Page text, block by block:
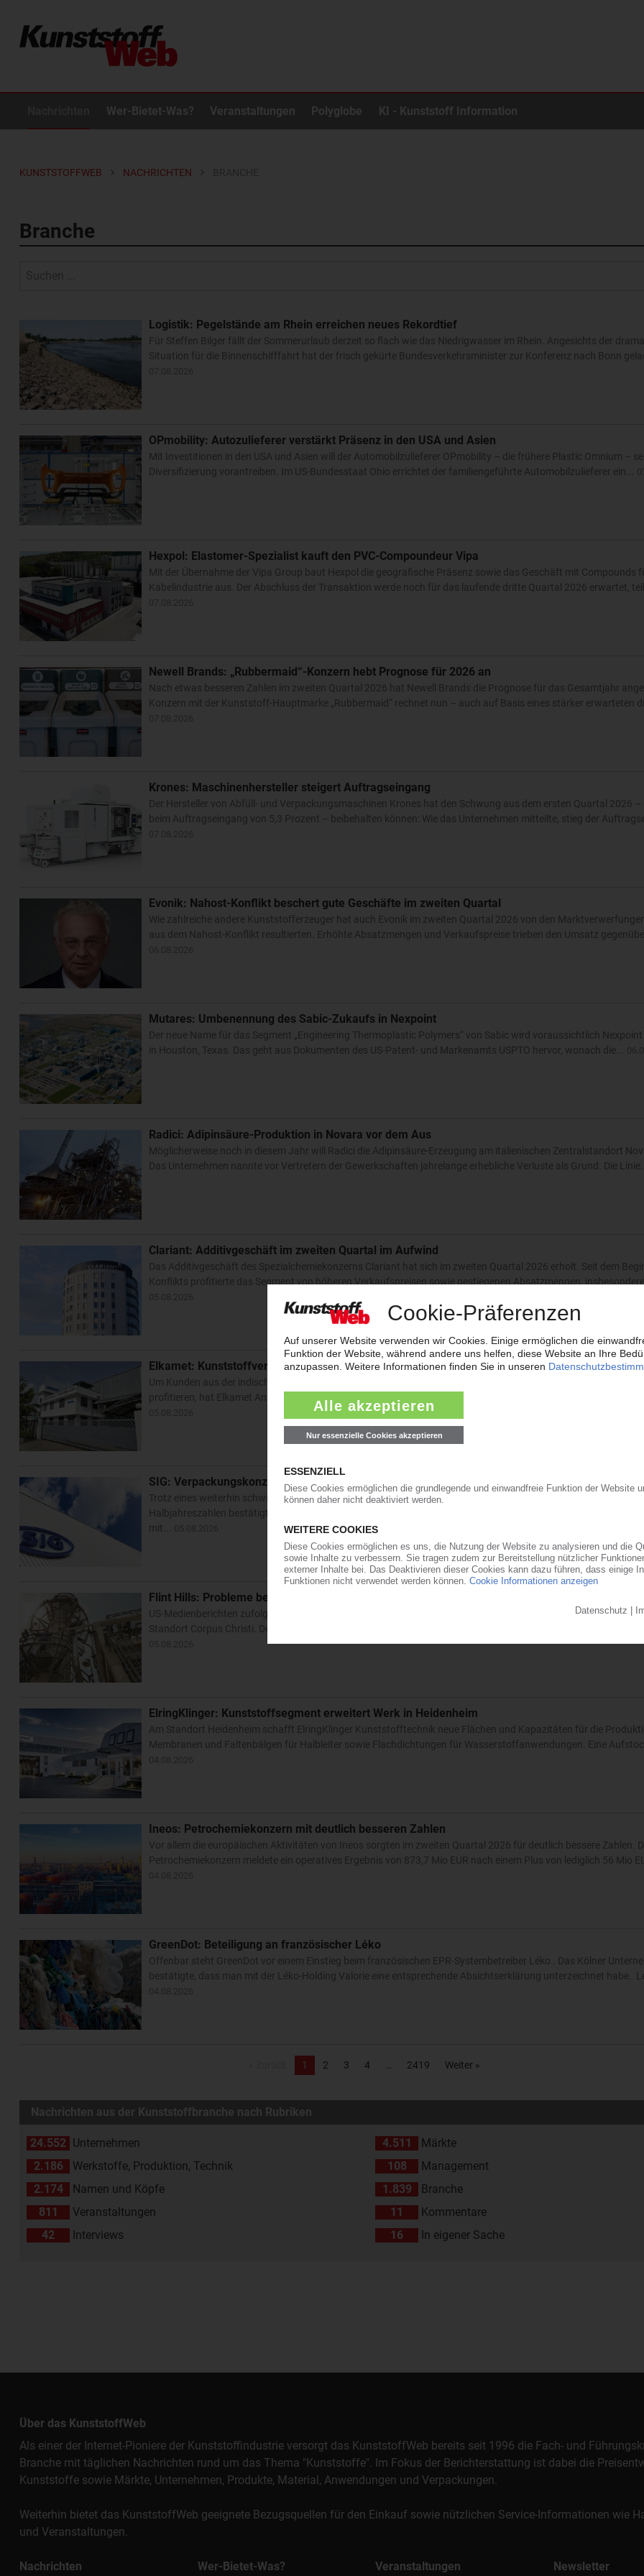
Wer-Bietet-Was? Veranstaltungen Polyglobe KI - Kunststoff Information
KUNSTSTOFFWEB NACHRICHTEN
Branche
Logistik: Pegelstände am Rhein erreichen neues Rekordtief
Für Steffen Bilger fällt der Sommerurlaub derzeit so flach wie das Niedrigwasser im Rhein. Angesichts der
Situation für die Binnenschifffahrt hat der frisch gekürte Bundesverkehrsminister zur Konferenz nach Bonn
OPmobility: Autozulieferer verstärkt Präsenz in den USA und Asien
Mit Investitionen in den USA und Asien will der Automobilzulieferer OPmobility – die frühere Plastic Omnium –
Diversifizierung vorantreiben. Im US-Bundesstaat Ohio errichtet der familiengeführte Automobilzulieferer ein...
Hexpol: Elastomer-Spezialist kauft den PVC-Compoundeur Vipa
Mit der Übernahme der Vipa Group baut Hexpol die geografische Präsenz sowie das Geschäft mit Compounds
Kabelindustrie aus. Der Abschluss der Transaktion werde noch für das laufende dritte Quartal 2026 erwartet,
Newell Brands: „Rubbermaid“-Konzern hebt Prognose für 2026 an
Nach etwas besseren Zahlen im zweiten Quartal 2026 hat Newell Brands die Prognose für das Gesamtjahr
Konzern mit der Kunststoff-Hauptmarke „Rubbermaid“ rechnet nun – auch auf Basis eines stärker erwarteten
Krones: Maschinenhersteller steigert Auftragseingang
Der Hersteller von Abfüll- und Verpackungsmaschinen Krones hat den Schwung aus dem ersten Quartal 2026 –
beim Auftragseingang von 5,3 Prozent – beibehalten können: Wie das Unternehmen mitteilte, stieg der
Evonik: Nahost-Konflikt beschert gute Geschäfte im zweiten Quartal
Wie zahlreiche andere Kunststofferzeuger hat auch Evonik im zweiten Quartal 2026 von den
aus dem Nahost-Konflikt resultierten. Erhöhte Absatzmengen und Verkaufspreise trieben den Umsatz
Mutares: Umbenennung des Sabic-Zukaufs in Nexpoint
Der neue Name für das Segment „Engineering Thermoplastic Polymers“ von Sabic wird voraussichtlich
in Houston, Texas. Das geht aus Dokumenten des US-Patent- und Markenamts USPTO hervor, wonach die...
Radici: Adipinsäure-Produktion in Novara vor dem Aus
Möglicherweise noch in diesem Jahr will Radici die Adipinsäure-Erzeugung am italienischen Zentralstandort
Das Unternehmen nannte vor Vertretern der Gewerkschaften jahrelange erhebliche Verluste als Grund. Die
Clariant: Additivgeschäft im zweiten Quartal im Aufwind
Das Additivgeschäft des Spezialchemiekonzerns Clariant hat sich im zweiten Quartal 2026 erholt. Seit dem
Konflikts profitierte das Segment von höheren Verkaufspreisen sowie gestiegenen Absatzmengen, insbesondere
Elkamet: Kunststoffverarbeiter richtet ein Werk in Indien ein
Um Kunden aus der indischen Automobilindustrie schneller zu beliefern und von dem Wachstum des dortigen
profitieren, hat Elkamet Anfang 2026 in Chakan in der Nähe der Großstadt Pune einen neuen Standort
SIG: Verpackungskonzern hält an Jahresprognose fest
Trotz eines weiterhin schwierigen Marktumfelds sieht sich der Verpackungskonzern SIG auf Kurs. Bei der Vorlage
Halbjahreszahlen bestätigte das Management um CEO Mikko Keto die Prognose für das Gesamtjahr. SIG
mit...
Flint Hills: Probleme bei der Cumol-Herstellung in den USA
US-Medienberichten zufolge hat Flint Hills Resources Schwierigkeiten mit der Produktion des Vorprodukts
Standort Corpus Christi. Dem Vernehmen nach hat die Petrochemie-Tochter von Koch Industries zudem Force
ElringKlinger: Kunststoffsegment erweitert Werk in Heidenheim
Am Standort Heidenheim schafft ElringKlinger Kunststofftechnik neue Flächen und Kapazitäten für die
Membranen und Faltenbälgen für Halbleiter sowie Flachdichtungen für Wasserstoffanwendungen. Eine
Ineos: Petrochemiekonzern mit deutlich besseren Zahlen
Vor allem die europäischen Aktivitäten von Ineos sorgten im zweiten Quartal 2026 für deutlich bessere Zahlen.
Petrochemiekonzern meldete ein operatives Ergebnis von 873,7 Mio EUR nach einem Plus von lediglich 56 Mio
GreenDot: Beteiligung an französischer Léko
Offenbar steht GreenDot vor einem Einstieg beim französischen EPR-Systembetreiber Léko . Das Kölner
bestätigte, dass man mit der Léko-Holding Valorie eine entsprechende Absichtserklärung unterzeichnet habe.
1 2 3 4 2419 Weiter »
Nachrichten aus der Kunststoffbranche nach Rubriken
24.552 Unternehmen 4.511
Märkte
2.186
Werkstoffe, Produktion, Technik 108
Management
2.174
Namen und Köpfe 1.839
Branche
811
Veranstaltungen 11
Kommentare
42
Interviews 16 In eigener Sache
Über das KunststoffWeb
Als einer der Internet-Pioniere der Kunststoffindustrie versorgt das KunststoffWeb bereits seit 1996 die Fach- und
Branche mit täglichen Nachrichten rund um das Thema "Kunststoffe". Im Fokus der Berichterstattung ist dabei die
Kunststoffe sowie Märkte, Unternehmen, Produkte, Material, Anwendungen und Verpackungen.
Weiterhin bietet das KunststoffWeb geeignete Bezugsquellen für den Einkauf sowie nützlichen Service-Informationen wie
und Veranstaltungen.
Nachrichten Wer-Bietet-Was? Veranstaltungen Newsletter